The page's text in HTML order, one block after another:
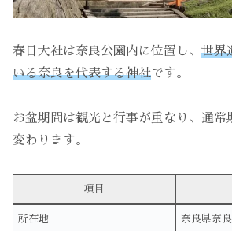
春日大社は奈良公園内に位置し、 世界
いる奈良を代表する神社です。
お盆期間は観光と行事が重なり、通常
変わります。
項目
所在地 奈良県奈